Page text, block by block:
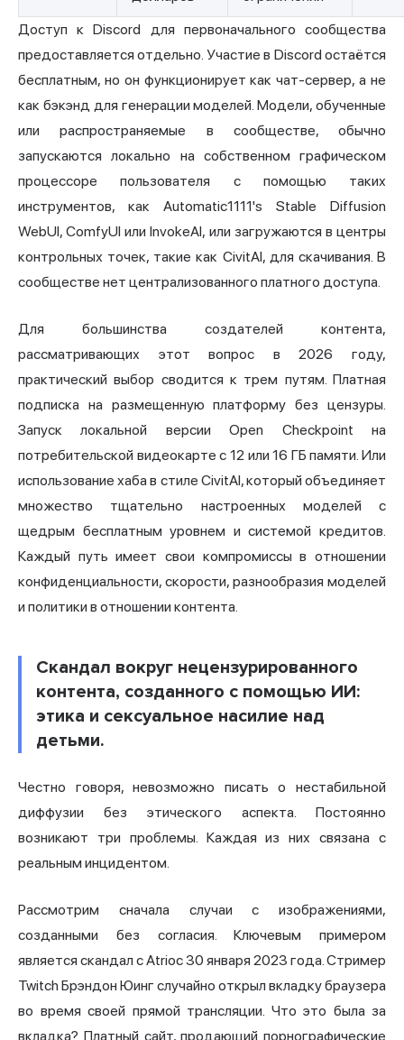
Доступ к Discord для первоначального сообщества
предоставляется отдельно. Участие в Discord остаётся
бесплатным, но он функционирует как чат-сервер, а не
как бэкэнд для генерации моделей. Модели, обученные
или распространяемые в сообществе, обычно
запускаются локально на собственном графическом
процессоре пользователя с помощью таких
инструментов, как Automatic1111's Stable Diffusion
WebUI, ComfyUI или InvokeAI, или загружаются в центры
контрольных точек, такие как CivitAI, для скачивания. В
сообществе нет централизованного платного доступа.
Для большинства создателей контента,
рассматривающих этот вопрос в 2026 году,
практический выбор сводится к трем путям. Платная
подписка на размещенную платформу без цензуры.
Запуск локальной версии Open Checkpoint на
потребительской видеокарте с 12 или 16 ГБ памяти. Или
использование хаба в стиле CivitAI, который объединяет
множество тщательно настроенных моделей с
щедрым бесплатным уровнем и системой кредитов.
Каждый путь имеет свои компромиссы в отношении
конфиденциальности, скорости, разнообразия моделей
и политики в отношении контента.
Скандал вокруг нецензурированного
контента, созданного с помощью ИИ:
этика и сексуальное насилие над
детьми.
Честно говоря, невозможно писать о нестабильной
диффузии без этического аспекта. Постоянно
возникают три проблемы. Каждая из них связана с
реальным инцидентом.
Рассмотрим сначала случаи с изображениями,
созданными без согласия. Ключевым примером
является скандал с Atrioc 30 января 2023 года. Стример
Twitch Брэндон Юинг случайно открыл вкладку браузера
во время своей прямой трансляции. Что это была за
вкладка? Платный сайт, продающий порнографические